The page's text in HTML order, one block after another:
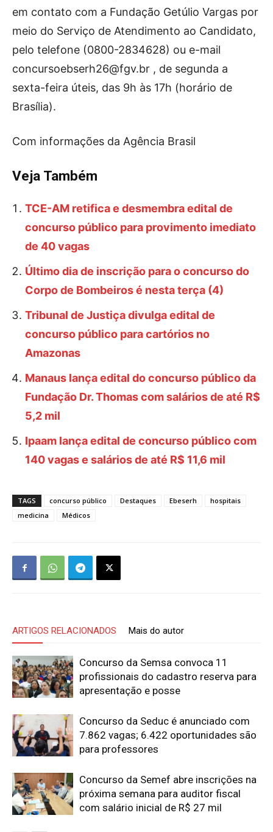
em contato com a Fundação Getúlio Vargas por
meio do Serviço de Atendimento ao Candidato,
pelo telefone (0800-2834628) ou e-mail
concursoebserh26@fgv.br , de segunda a
sexta-feira úteis, das 9h às 17h (horário de
Brasília).
Com informações da Agência Brasil
Veja Também
TCE-AM retifica e desmembra edital de
concurso público para provimento imediato
de 40 vagas
Último dia de inscrição para o concurso do
Corpo de Bombeiros é nesta terça (4)
Tribunal de Justiça divulga edital de
concurso público para cartórios no
Amazonas
Manaus lança edital do concurso público da
Fundação Dr. Thomas com salários de até R$
5,2 mil
Ipaam lança edital de concurso público com
140 vagas e salários de até R$ 11,6 mil
TAGS concurso público Destaques Ebeserh
hospitais
medicina
Médicos
ARTIGOS RELACIONADOS Mais do autor
Concurso da Semsa convoca 11
profissionais do cadastro reserva para
apresentação e posse
Concurso da Seduc é anunciado com
7.862 vagas; 6.422 oportunidades são
para professores
Concurso da Semef abre inscrições na
próxima semana para auditor fiscal
com salário inicial de R$ 27 mil